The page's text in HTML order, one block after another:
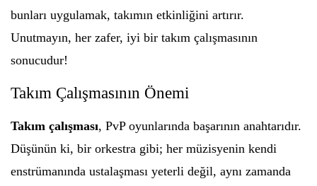
bunları uygulamak, takımın etkinliğini artırır.
Unutmayın, her zafer, iyi bir takım çalışmasının
sonucudur!
Takım Çalışmasının Önemi
Takım çalışması, PvP oyunlarında başarının anahtarıdır.
Düşünün ki, bir orkestra gibi; her müzisyenin kendi
enstrümanında ustalaşması yeterli değil, aynı zamanda